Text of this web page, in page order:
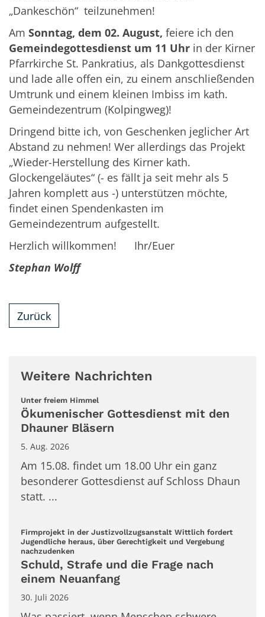
„Dankeschön“ teilzunehmen!
Am Sonntag, dem 02. August, feiere ich den
Gemeindegottesdienst um 11 Uhr in der Kirner
Pfarrkirche St. Pankratius, als Dankgottesdienst
und lade alle offen ein, zu einem anschließenden
Umtrunk und einem kleinen Imbiss im kath.
Gemeindezentrum (Kolpingweg)!
Dringend bitte ich, von Geschenken jeglicher Art
Abstand zu nehmen! Wer allerdings das Projekt
„Wieder-Herstellung des Kirner kath.
Glockengeläutes“ (- es fällt ja seit mehr als 5
Jahren komplett aus -) unterstützen möchte,
findet einen Spendenkasten im
Gemeindezentrum aufgestellt.
Herzlich willkommen! Ihr/Euer
Stephan Wolff
Zurück
Weitere Nachrichten
Unter freiem Himmel:
Ökumenischer Gottesdienst mit den
Dhauner Bläsern
5. Aug. 2026
Am 15.08. findet um 18.00 Uhr ein ganz
besonderer Gottesdienst auf Schloss Dhaun
statt. ...
Firmprojekt in der Justizvollzugsanstalt Wittlich fordert
Jugendliche heraus, über Gerechtigkeit und Vergebung
nachzudenken
Schuld, Strafe und die Frage nach
einem Neuanfang
30. Juli 2026